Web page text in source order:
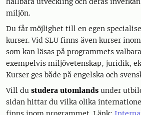
miljön.
Du får möjlighet till en egen
kurser. Vid SLU finns även kurser
som kan läsas på programmets
exempelvis miljövetenskap, juridik,
Kurser ges både på engelska och
Vill du studera utomlands under
sidan hittar du vilka olika